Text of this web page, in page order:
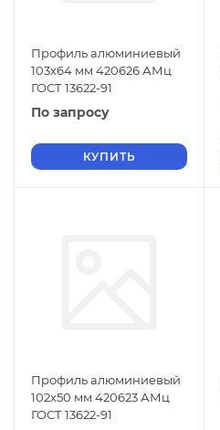
Профиль алюминиевый
103х64 мм 420626 АМц
ГОСТ 13622-91
По запросу
КУПИТЬ
Профиль алюминиевый
102х50 мм 420623 АМц
ГОСТ 13622-91